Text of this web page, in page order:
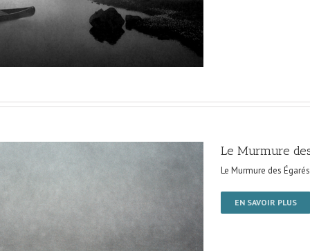
Le Murmure
Le Murmure des Égarés
EN SAVOIR PLUS